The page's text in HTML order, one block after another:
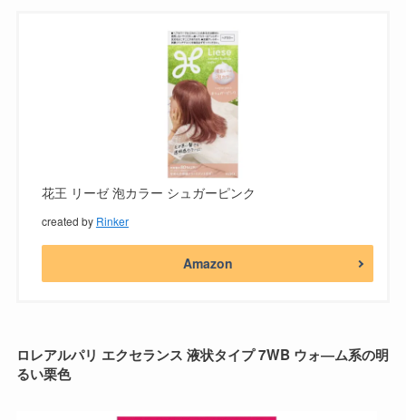
花王 リーゼ 泡カラー シュガーピンク
created by Rinker
Amazon
ロレアルパリ エクセランス 液状タイプ 7WB ウォ―ム系の明
るい栗色